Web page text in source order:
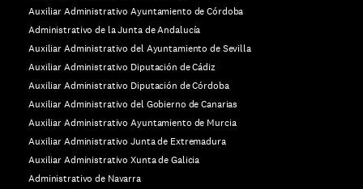
Auxiliar Administrativo Ayuntamiento de Córdoba
Administrativo de la Junta de Andalucía
Auxiliar Administrativo del Ayuntamiento de Sevilla
Auxiliar Administrativo Diputación de Cádiz
Auxiliar Administrativo Diputación de Córdoba
Auxiliar Administrativo del Gobierno de Canarias
Auxiliar Administrativo Ayuntamiento de Murcia
Auxiliar Administrativo Junta de Extremadura
Auxiliar Administrativo Xunta de Galicia
Administrativo de Navarra